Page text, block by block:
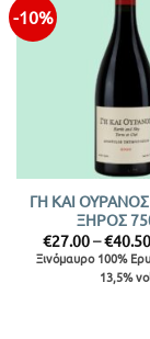
-10%
ΓΗ ΚΑΙ
ΞΗΡΟΣ
€27.00–€40.50
Ξινόμαυρο 100%
13,5%